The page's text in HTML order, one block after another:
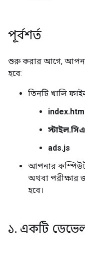
পূর্বশর্ত
শুরু করার আগে,
হবে:
তিনটি খালি
ads.js
আপনার
অথবা পরীক্ষার
হবে।
১. একটি